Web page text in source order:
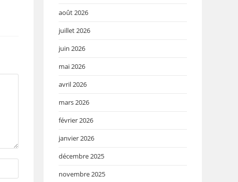
août 2026
juillet 2026
juin 2026
mai 2026
avril 2026
mars 2026
février 2026
janvier 2026
décembre 2025
novembre 2025